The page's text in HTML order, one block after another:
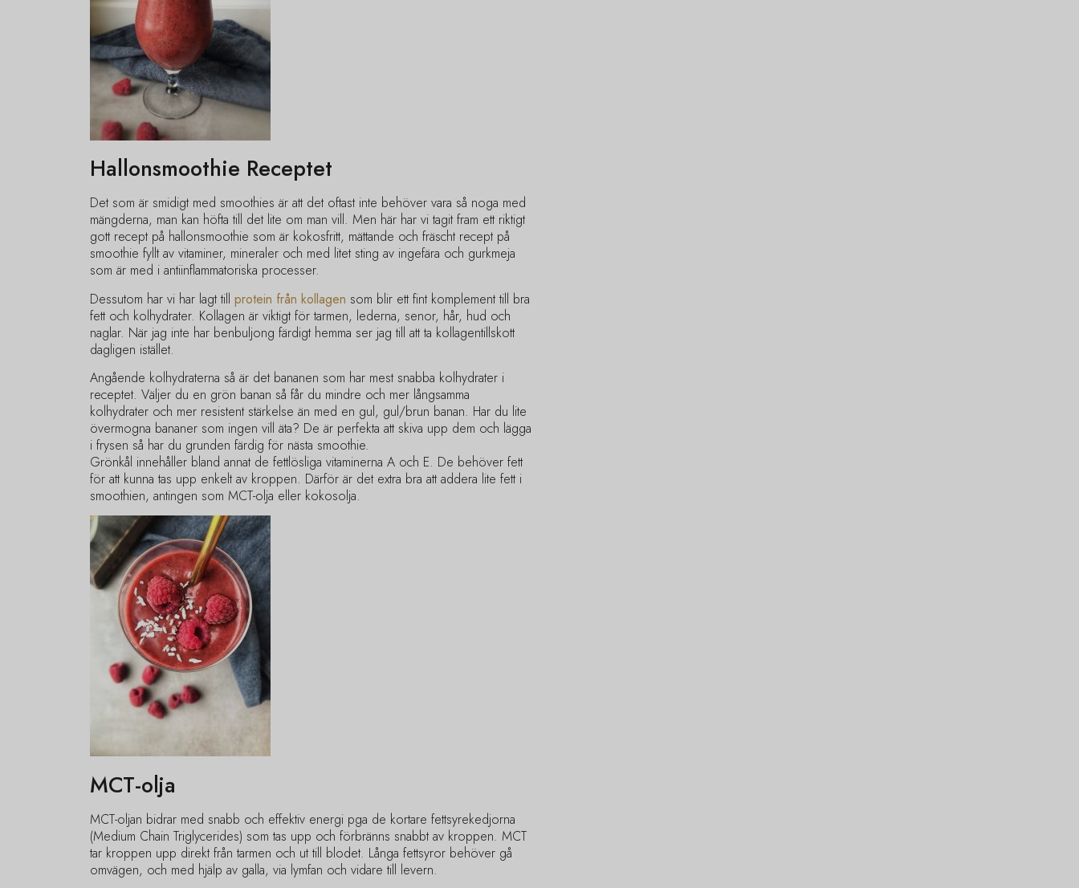
Hallonsmoothie Receptet
Det som är smidigt med smoothies är att det oftast inte behöver vara så noga med
mängderna, man kan höfta till det lite om man vill. Men här har vi tagit fram ett riktigt
gott recept på hallonsmoothie som är kokosfritt, mättande och fräscht recept på
smoothie fyllt av vitaminer, mineraler och med litet sting av ingefära och gurkmeja
som är med i antiinflammatoriska processer.
Dessutom har vi har lagt till protein från kollagen som blir ett fint komplement till bra
fett och kolhydrater. Kollagen är viktigt för tarmen, lederna, senor, hår, hud och
naglar. När jag inte har benbuljong färdigt hemma ser jag till att ta kollagentillskott
dagligen istället.
Angående kolhydraterna så är det bananen som har mest snabba kolhydrater i
receptet. Väljer du en grön banan så får du mindre och mer långsamma
kolhydrater och mer resistent stärkelse än med en gul, gul/brun banan. Har du lite
övermogna bananer som ingen vill äta? De är perfekta att skiva upp dem och lägga
i frysen så har du grunden färdig för nästa smoothie.
Grönkål innehåller bland annat de fettlösliga vitaminerna A och E. De behöver fett
för att kunna tas upp enkelt av kroppen. Därför är det extra bra att addera lite fett i
smoothien, antingen som MCT-olja eller kokosolja.
MCT-olja
MCT-oljan bidrar med snabb och effektiv energi pga de kortare fettsyrekedjorna
(Medium Chain Triglycerides) som tas upp och förbränns snabbt av kroppen. MCT
tar kroppen upp direkt från tarmen och ut till blodet. Långa fettsyror behöver gå
omvägen, och med hjälp av galla, via lymfan och vidare till levern.